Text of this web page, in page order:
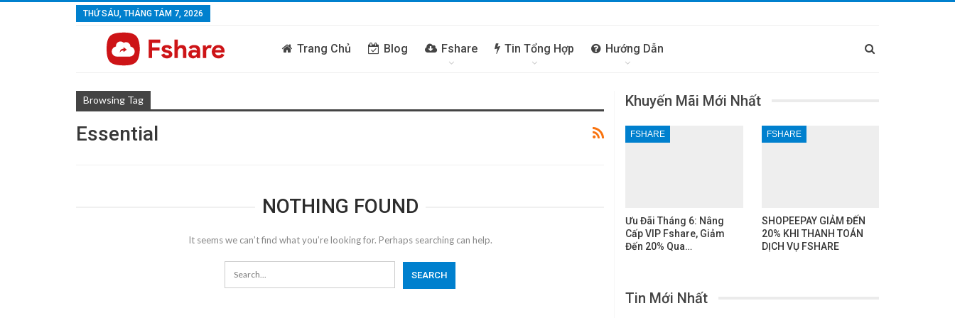
THỨ SÁU, THÁNG TÁM 7, 2026
Trang Chủ Blog Fshare Tin Tổng Hợp Hướng Dẫn
Browsing Tag
Essential
NOTHING FOUND
It seems we can’t find what you’re looking for. Perhaps searching can help.
Khuyến Mãi Mới Nhất
FSHARE
Ưu Đãi Tháng 6: Nâng
Cấp VIP Fshare, Giảm
Đến 20% Qua…
FSHARE
SHOPEEPAY GIẢM ĐẾN
20% KHI THANH TOÁN
DỊCH VỤ FSHARE
Tin Mới Nhất